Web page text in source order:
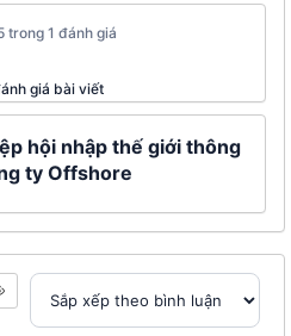
trong 1 đánh giá
giá bài viết
hội nhập thế giới thông
ty Offshore